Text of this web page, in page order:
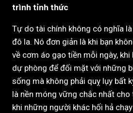
trình tỉnh thức
Tự do tài chính không có nghĩa
đô la. Nó đơn giản là khi bạn
về cơm áo gạo tiền mỗi ngày, khi
dự phòng để đối mặt với những
sống mà không phải quỵ lụy bất
là nền móng vững chắc nhất
khi những người khác hối hả